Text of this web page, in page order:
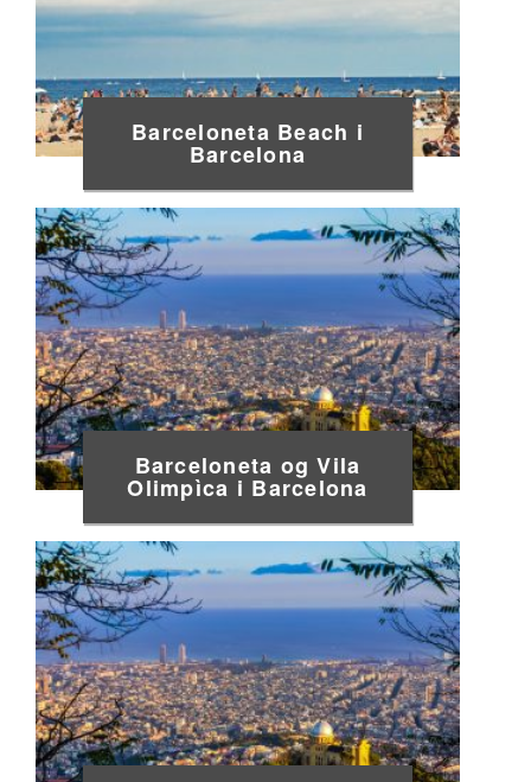
Barceloneta Beach i
Barcelona
Barceloneta og Vila
Olimpìca i Barcelona